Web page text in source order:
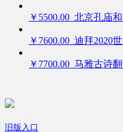
￥5500.00 北京孔庙
￥7600.00 迪拜2020
￥7700.00 马雅古诗
旧版入口